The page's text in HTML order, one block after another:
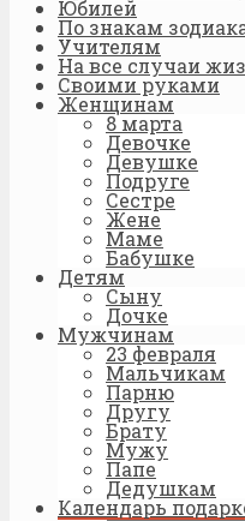
Юбилей
По знакам
Учителям
На все случаи
Своими руками
Женщинам
8 марта
Девочке
Девушке
Подруге
Сестре
Жене
Маме
Бабушке
Детям
Сыну
Дочке
Мужчинам
23 февраля
Мальчикам
Парню
Другу
Брату
Мужу
Папе
Дедушкам
Календарь